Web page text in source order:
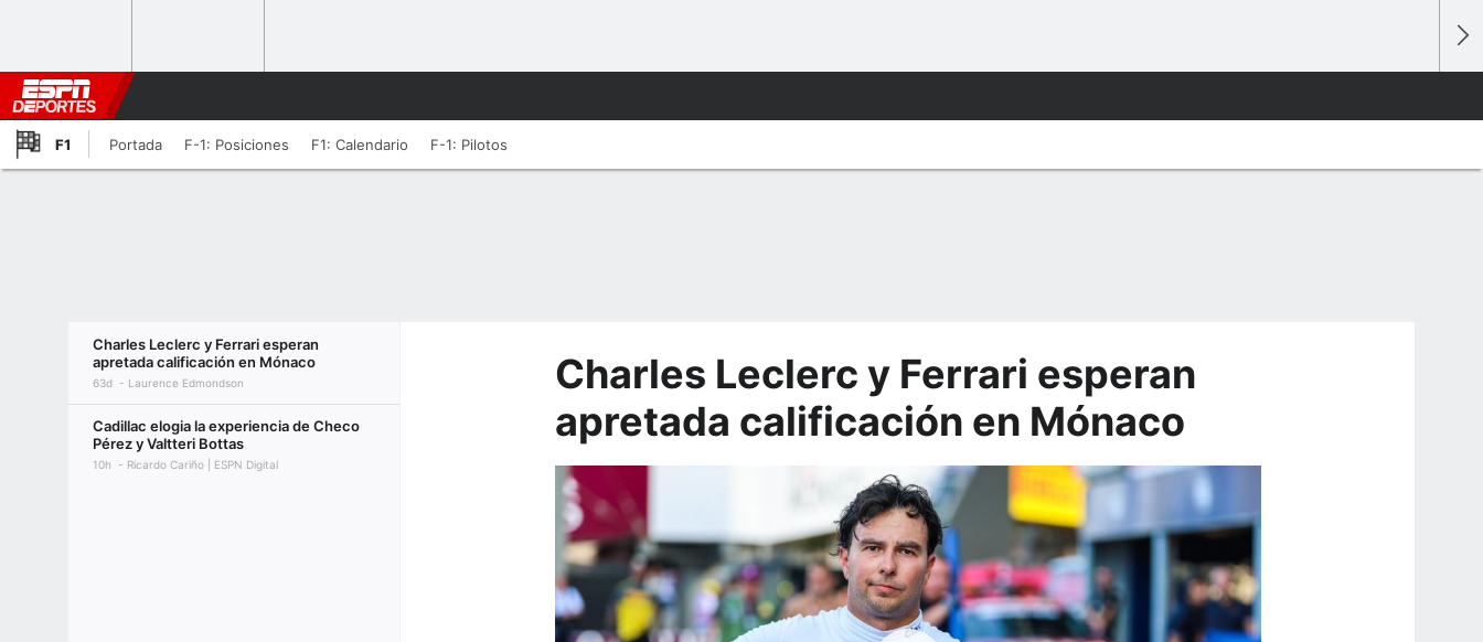
F1 Portada F-1: Posiciones F1: Calendario F-1: Pilotos
Charles Leclerc y Ferrari esperan
apretada calificación en Mónaco
63d Laurence Edmondson
Cadillac elogia la experiencia de Checo
Pérez y Valtteri Bottas
10h Ricardo Cariño | ESPN Digital
Charles Leclerc y Ferrari esperan
apretada calificación en Mónaco